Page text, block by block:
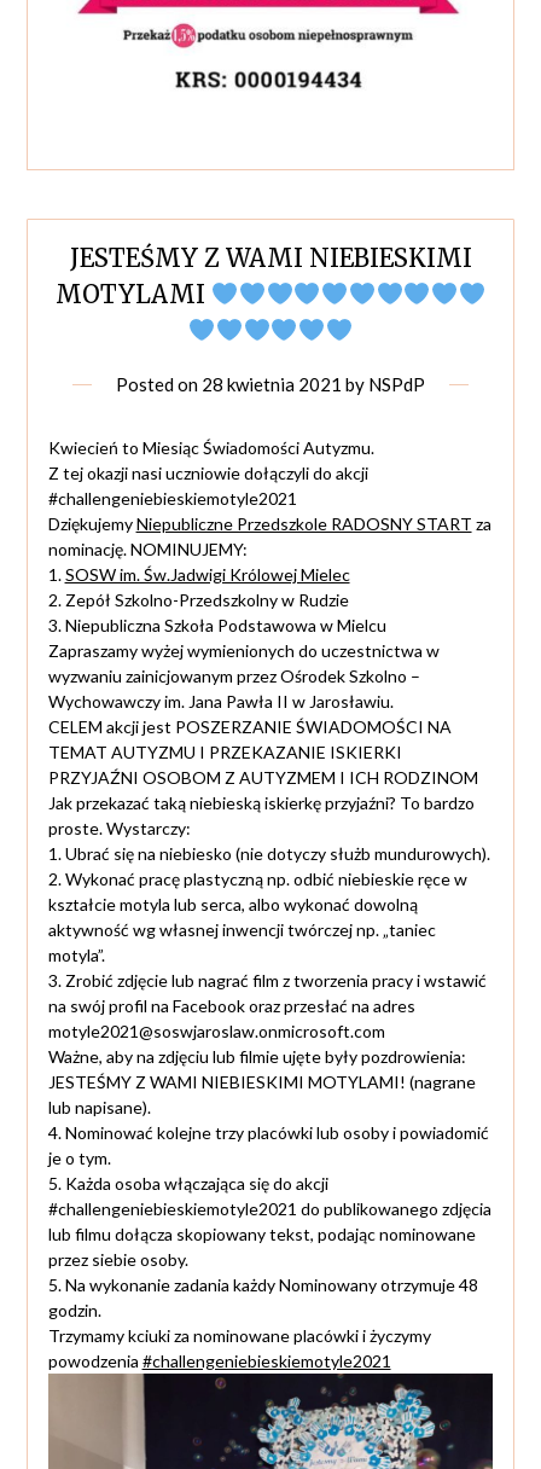
JESTEŚMY Z WAMI NIEBIESKIMI
MOTYLAMI
Posted on 28 kwietnia 2021 by NSPdP
Kwiecień to Miesiąc Świadomości Autyzmu.
Z tej okazji nasi uczniowie dołączyli do akcji
#challengeniebieskiemotyle2021
DziękujemyNiepubliczne Przedszkole RADOSNY START za
nominację. NOMINUJEMY:
1.SOSW im. Św.Jadwigi Królowej Mielec
2. Zepół Szkolno-Przedszkolny w Rudzie
3. Niepubliczna Szkoła Podstawowa w Mielcu
Zapraszamy wyżej wymienionych do uczestnictwa w
wyzwaniu zainicjowanym przez Ośrodek Szkolno –
Wychowawczy im. Jana Pawła II w Jarosławiu.
CELEM akcji jest POSZERZANIE ŚWIADOMOŚCI NA
TEMAT AUTYZMU I PRZEKAZANIE ISKIERKI
PRZYJAŹNI OSOBOM Z AUTYZMEM I ICH RODZINOM
Jak przekazać taką niebieską iskierkę przyjaźni? To bardzo
proste. Wystarczy:
1. Ubrać się na niebiesko (nie dotyczy służb mundurowych).
2. Wykonać pracę plastyczną np. odbić niebieskie ręce w
kształcie motyla lub serca, albo wykonać dowolną
aktywność wg własnej inwencji twórczej np. „taniec
motyla”.
3. Zrobić zdjęcie lub nagrać film z tworzenia pracy i wstawić
na swój profil na Facebook oraz przesłać na adres
motyle2021@soswjaroslaw.onmicrosoft.com
Ważne, aby na zdjęciu lub filmie ujęte były pozdrowienia:
JESTEŚMY Z WAMI NIEBIESKIMI MOTYLAMI! (nagrane
lub napisane).
4. Nominować kolejne trzy placówki lub osoby i powiadomić
je o tym.
5. Każda osoba włączająca się do akcji
#challengeniebieskiemotyle2021 do publikowanego zdjęcia
lub filmu dołącza skopiowany tekst, podając nominowane
przez siebie osoby.
5. Na wykonanie zadania każdy Nominowany otrzymuje 48
godzin.
Trzymamy kciuki za nominowane placówki i życzymy
powodzenia #challengeniebieskiemotyle2021